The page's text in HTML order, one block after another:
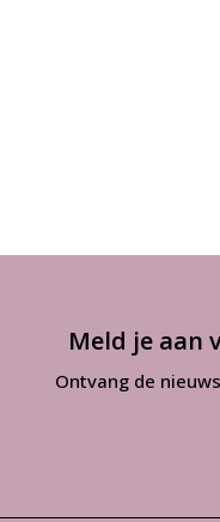
Meld je aan
Ontvang de